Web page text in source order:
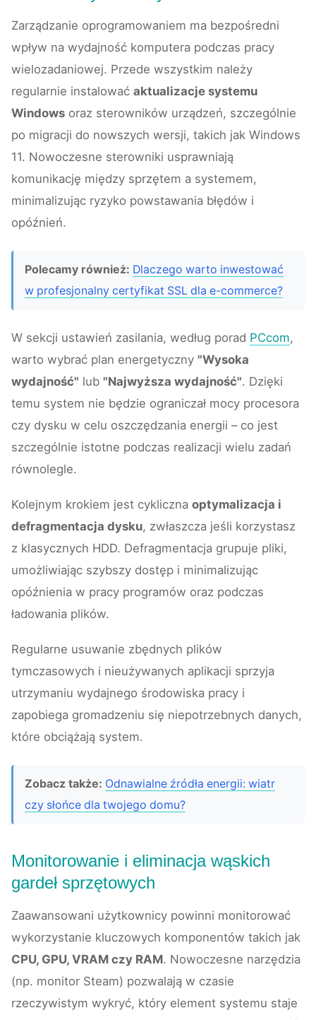
Zarządzanie oprogramowaniem ma bezpośredni
wpływ na wydajność komputera podczas pracy
wielozadaniowej. Przede wszystkim należy
regularnie instalować aktualizacje systemu
Windows oraz sterowników urządzeń, szczególnie
po migracji do nowszych wersji, takich jak Windows
11. Nowoczesne sterowniki usprawniają
komunikację między sprzętem a systemem,
minimalizując ryzyko powstawania błędów i
opóźnień.
Polecamy również: Dlaczego warto inwestować
w profesjonalny certyfikat SSL dla e-commerce?
W sekcji ustawień zasilania, według porad PCcom,
warto wybrać plan energetyczny "Wysoka
wydajność" lub "Najwyższa wydajność". Dzięki
temu system nie będzie ograniczał mocy procesora
czy dysku w celu oszczędzania energii – co jest
szczególnie istotne podczas realizacji wielu zadań
równolegle.
Kolejnym krokiem jest cykliczna optymalizacja i
defragmentacja dysku, zwłaszcza jeśli korzystasz
z klasycznych HDD. Defragmentacja grupuje pliki,
umożliwiając szybszy dostęp i minimalizując
opóźnienia w pracy programów oraz podczas
ładowania plików.
Regularne usuwanie zbędnych plików
tymczasowych i nieużywanych aplikacji sprzyja
utrzymaniu wydajnego środowiska pracy i
zapobiega gromadzeniu się niepotrzebnych danych,
które obciążają system.
Zobacz także: Odnawialne źródła energii: wiatr
czy słońce dla twojego domu?
Monitorowanie i eliminacja wąskich
gardeł sprzętowych
Zaawansowani użytkownicy powinni monitorować
wykorzystanie kluczowych komponentów takich jak
CPU, GPU, VRAM czy RAM. Nowoczesne narzędzia
(np. monitor Steam) pozwalają w czasie
rzeczywistym wykryć, który element systemu staje